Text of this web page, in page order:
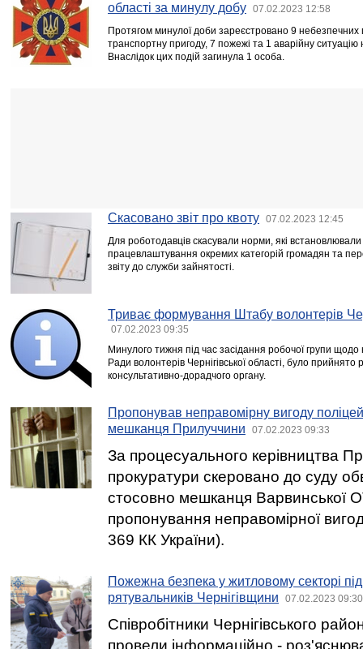
області за минулу добу
07.02.2023 12:58
Протягом минулої доби зареєстровано 9
транспортну пригоду, 7 пожежі та 1 аварійну
Внаслідок цих подій загинула 1 особа.
Скасовано звіт про квоту 07.02.2023 12:45
Для роботодавців скасували норми, які
працевлаштування окремих категорій громадян та
звіту до служби зайнятості.
Триває формування Штабу волонтерів
07.02.2023 09:35
Минулого тижня під час засідання робочої групи
Ради волонтерів Чернігівської області, було
консультативно-дорадчого органу.
Пропонував неправомірну вигоду
мешканця Прилуччини
07.02.2023 09:33
За процесуального керівництва
прокуратури скеровано до суду
стосовно мешканця Варвинської
пропонування неправомірної
369 КК України).
Пожежна безпека у житловому секторі
рятувальників Чернігівщини
07.02.2023 09:30
Співробітники Чернігівського
провели інформаційно -